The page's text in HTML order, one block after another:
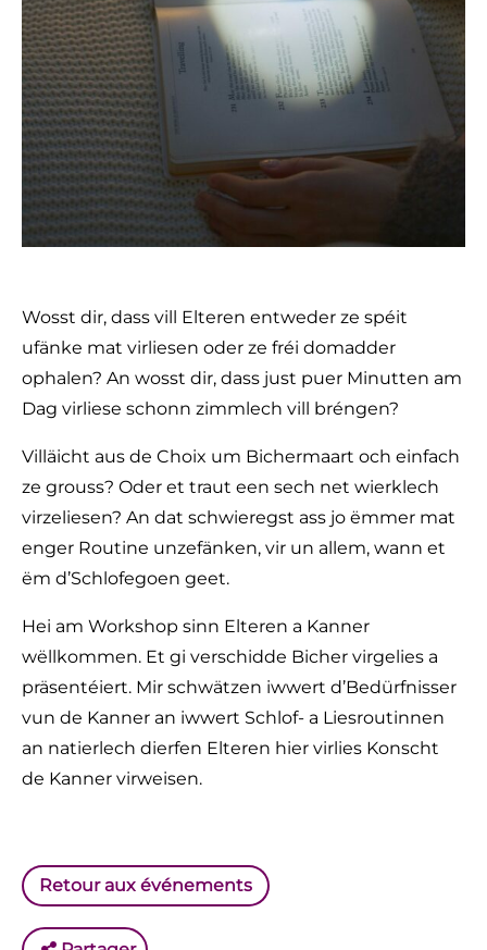
Wosst dir, dass vill Elteren entweder ze spéit
ufänke mat virliesen oder ze fréi domadder
ophalen? An wosst dir, dass just puer Minutten am
Dag virliese schonn zimmlech vill bréngen?
Villäicht aus de Choix um Bichermaart och einfach
ze grouss? Oder et traut een sech net wierklech
virzeliesen? An dat schwieregst ass jo ëmmer mat
enger Routine unzefänken, vir un allem, wann et
ëm d’Schlofegoen geet.
Hei am Workshop sinn Elteren a Kanner
wëllkommen. Et gi verschidde Bicher virgelies a
präsentéiert. Mir schwätzen iwwert d’Bedürfnisser
vun de Kanner an iwwert Schlof- a Liesroutinnen
an natierlech dierfen Elteren hier virlies Konscht
de Kanner virweisen.
Retour aux événements